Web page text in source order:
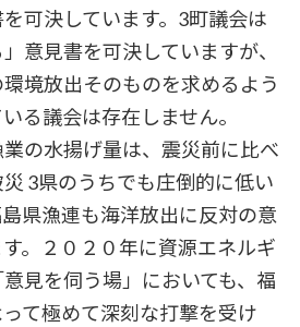
可決しています。3町議会は
意見書を可決していますが、
境放出そのものを求めるよう
る議会は存在しません。
の水揚げ量は、震災前に比べ
3県のうちでも庄倒的に低い
県漁連も海洋放出に反対の意
。２０２０年に資源エネルギ
見を伺う場」においても、福
て極めて深刻な打撃を受け